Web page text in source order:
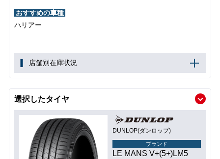
おすすめの車種
ハリアー
店舗別在庫状況
選択したタイヤ
DUNLOP(ダンロップ)
ブランド
LE MANS V+(5+)LM5